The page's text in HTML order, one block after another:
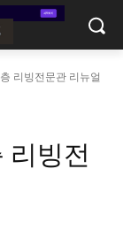
리빙전문관 리뉴얼
리빙전